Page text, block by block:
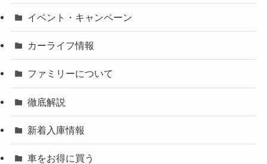
イベント・キャンペーン
カーライフ情報
ファミリーについて
徹底解説
新着入庫情報
車をお得に買う